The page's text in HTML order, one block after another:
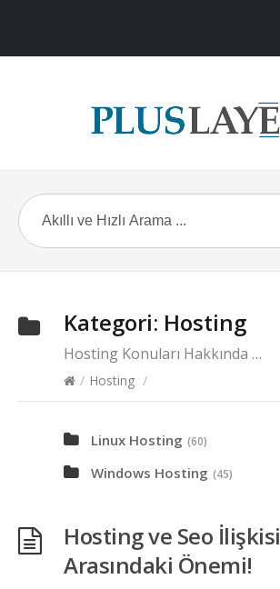
Kategori: Hosting
Hosting Konuları Hakkında …
/ Hosting /
Linux Hosting (60)
Windows Hosting (45)
Hosting ve Seo İlişkisi
Arasındaki Önemi!